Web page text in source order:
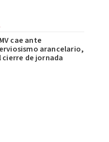
cae ante
arancelario,
cierre de jornada